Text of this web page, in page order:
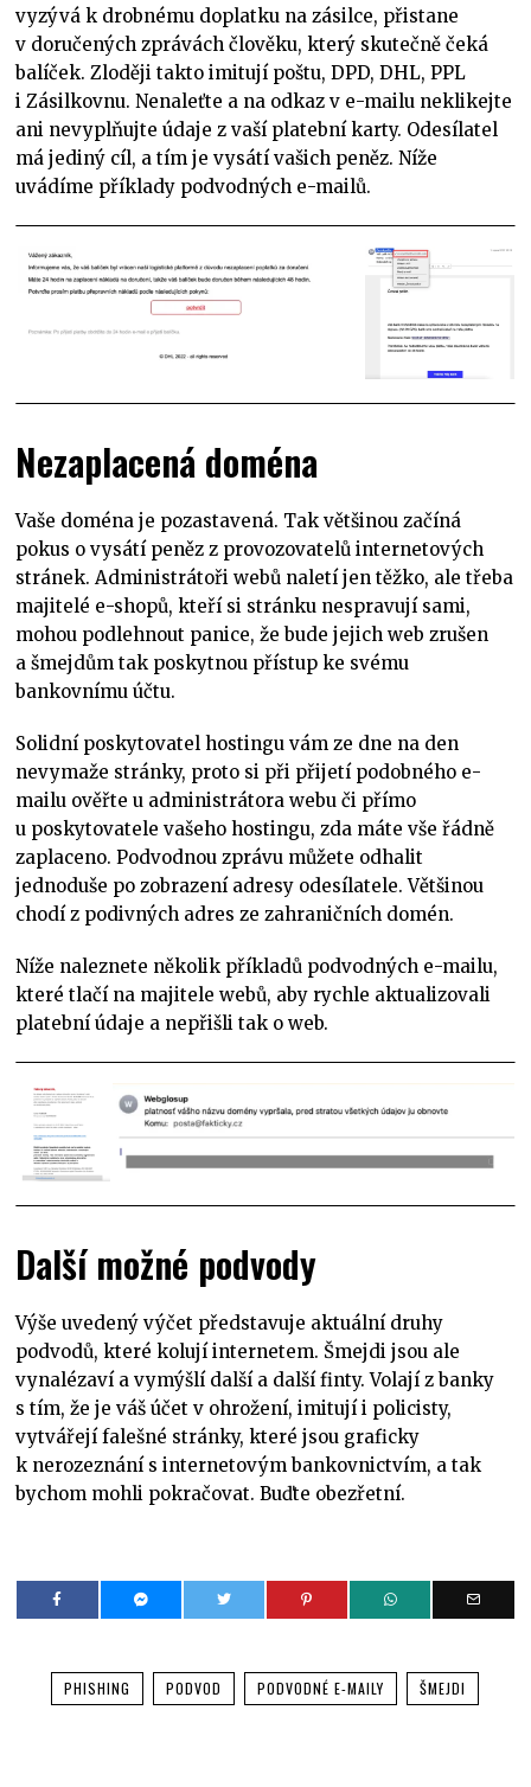
vyzývá k drobnému doplatku na zásilce, přistane
v doručených zprávách člověku, který skutečně čeká
balíček. Zloději takto imitují poštu, DPD, DHL, PPL
i Zásilkovnu. Nenaleťte a na odkaz v e-mailu neklikejte
ani nevyplňujte údaje z vaší platební karty. Odesílatel
má jediný cíl, a tím je vysátí vašich peněz. Níže
uvádíme příklady podvodných e-mailů.
Nezaplacená doména
Vaše doména je pozastavená. Tak většinou začíná
pokus o vysátí peněz z provozovatelů internetových
stránek. Administrátoři webů naletí jen těžko, ale třeba
majitelé e-shopů, kteří si stránku nespravují sami,
mohou podlehnout panice, že bude jejich web zrušen
a šmejdům tak poskytnou přístup ke svému
bankovnímu účtu.
Solidní poskytovatel hostingu vám ze dne na den
nevymaže stránky, proto si při přijetí podobného e-
mailu ověřte u administrátora webu či přímo
u poskytovatele vašeho hostingu, zda máte vše řádně
zaplaceno. Podvodnou zprávu můžete odhalit
jednoduše po zobrazení adresy odesílatele. Většinou
chodí z podivných adres ze zahraničních domén.
Níže naleznete několik příkladů podvodných e-mailu,
které tlačí na majitele webů, aby rychle aktualizovali
platební údaje a nepřišli tak o web.
Další možné podvody
Výše uvedený výčet představuje aktuální druhy
podvodů, které kolují internetem. Šmejdi jsou ale
vynalézaví a vymýšlí další a další finty. Volají z banky
s tím, že je váš účet v ohrožení, imitují i policisty,
vytvářejí falešné stránky, které jsou graficky
k nerozeznání s internetovým bankovnictvím, a tak
bychom mohli pokračovat. Buďte obezřetní.
PHISHING PODVOD PODVODNÉ E-MAILY ŠMEJDI